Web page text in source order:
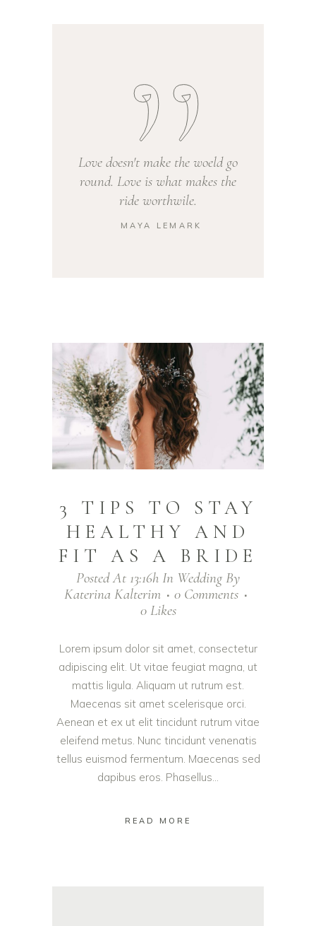
Love doesn't make the woeld go
round. Love is what makes the
ride worthwile.
MAYA LEMARK
3 TIPS TO STAY
HEALTHY AND
FIT AS A BRIDE
Posted At 13:16h In Wedding By
Katerina Kalterim
0 Comments
0 Likes
Lorem ipsum dolor sit amet, consectetur
adipiscing elit. Ut vitae feugiat magna, ut
mattis ligula. Aliquam ut rutrum est.
Maecenas sit amet scelerisque orci.
Aenean et ex ut elit tincidunt rutrum vitae
eleifend metus. Nunc tincidunt venenatis
tellus euismod fermentum. Maecenas sed
dapibus eros. Phasellus...
READ MORE